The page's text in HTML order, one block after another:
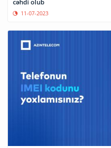
cəhdi olub
11-07-2023